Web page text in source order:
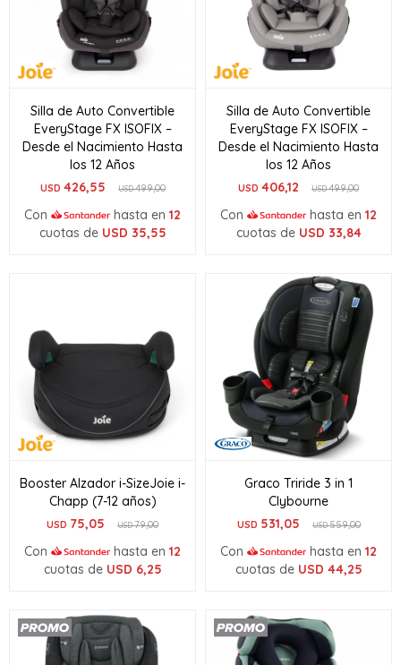
Silla de Auto Convertible
EveryStage FX ISOFIX –
Desde el Nacimiento Hasta
los 12 Años
USD 426,55 USD499,00
Con hasta en 12
cuotas de USD 35,55
Silla de Auto Convertible
EveryStage FX ISOFIX –
Desde el Nacimiento Hasta
los 12 Años
USD 406,12 USD499,00
Con hasta en 12
cuotas de USD 33,84
Booster Alzador i-SizeJoie i-
Chapp (7-12 años)
USD 75,05 USD79,00
Con hasta en 12
cuotas de USD 6,25
Graco Triride 3 in 1
Clybourne
USD 531,05 USD559,00
Con hasta en 12
cuotas de USD 44,25